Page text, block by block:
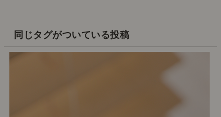
同じタグがついている投稿